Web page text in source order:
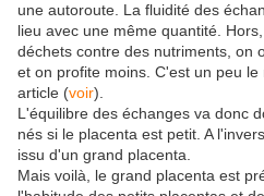
une autoroute. La fluidité des
lieu avec une même quantité.
déchets contre des nutriments, on
et on profite moins. C'est un peu
article (voir).
L'équilibre des échanges va donc
nés si le placenta est petit. A
issu d'un grand placenta.
Mais voilà, le grand placenta est